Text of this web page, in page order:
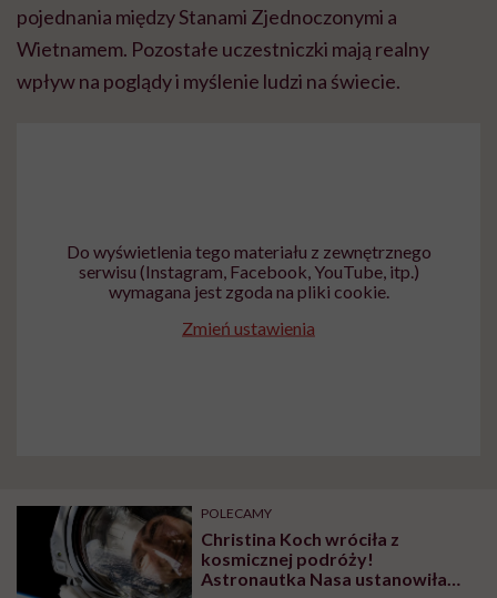
pojednania między Stanami Zjednoczonymi a
Wietnamem. Pozostałe uczestniczki mają realny
wpływ na poglądy i myślenie ludzi na świecie.
Do wyświetlenia tego materiału z zewnętrznego
serwisu (Instagram, Facebook, YouTube, itp.)
wymagana jest zgoda na pliki cookie.
Zmień ustawienia
POLECAMY
Christina Koch wróciła z
kosmicznej podróży!
Astronautka Nasa ustanowiła